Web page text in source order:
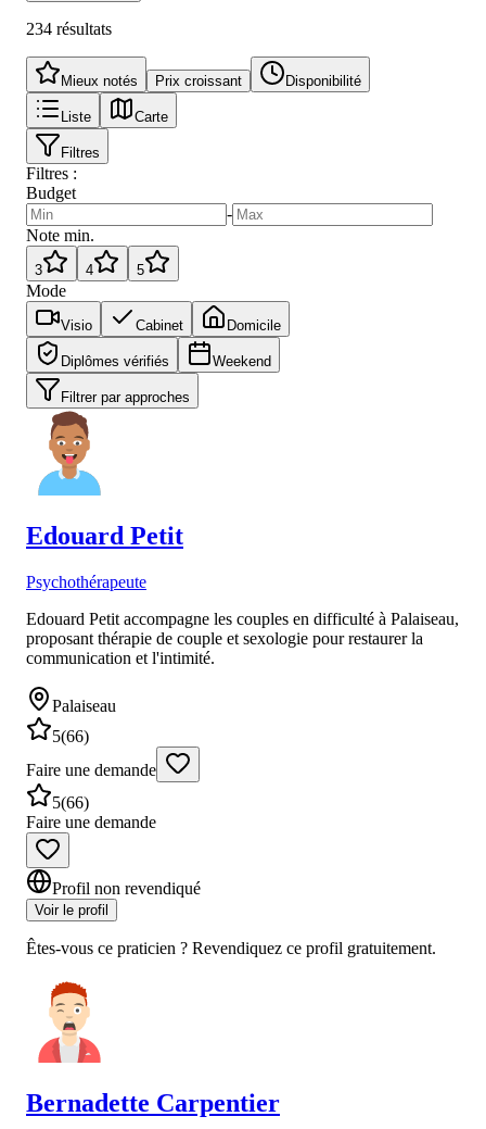
234 résultats
Mieux notés Prix croissant Disponibilité
Liste Carte
Filtres
Filtres :
Budget
-
Note min.
3 4 5
Mode
Visio Cabinet Domicile
Diplômes vérifiés Weekend
Filtrer par approches
Edouard Petit
Psychothérapeute
Edouard Petit accompagne les couples en difficulté à Palaiseau,
proposant thérapie de couple et sexologie pour restaurer la
communication et l'intimité.
Palaiseau
5(66)
Faire une demande
5(66)
Faire une demande
Profil non revendiqué
Voir le profil
Êtes-vous ce praticien ? Revendiquez ce profil gratuitement.
Bernadette Carpentier